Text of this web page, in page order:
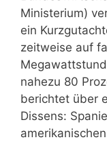
Ministerium)
ein
zeitweise auf
nahezu 80
berichtet über
Dissens: